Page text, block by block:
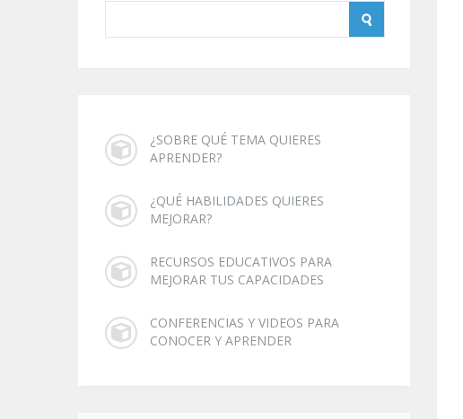
¿SOBRE QUÉ TEMA QUIERES
APRENDER?
¿QUÉ HABILIDADES QUIERES
MEJORAR?
RECURSOS EDUCATIVOS PARA
MEJORAR TUS CAPACIDADES
CONFERENCIAS Y VIDEOS PARA
CONOCER Y APRENDER